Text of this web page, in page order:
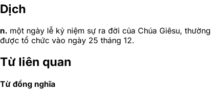
Dịch
n. một ngày lễ kỷ niệm sự ra đời của Chúa Giêsu, thường
được tổ chức vào ngày 25 tháng 12.
Từ liên quan
Từ đồng nghĩa